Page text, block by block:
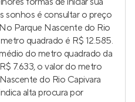
sonhos é consultar o preço
Parque Nascente do Rio
quadrado é R$ 12.585.
do metro quadrado da
7.633, o valor do metro
do Rio Capivara
alta procura por